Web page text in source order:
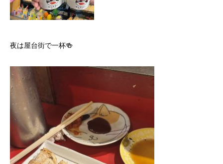
夜は屋台街で一杯🍻